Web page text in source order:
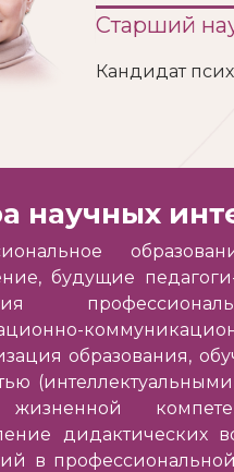
Старший
Кандидат
научных
будущие
образования,
дидактических
в